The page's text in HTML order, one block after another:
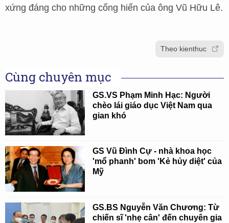
xứng đáng cho những cống hiến của ông Vũ Hữu Lê.
Theo kienthuc
Cùng chuyên mục
GS.VS Phạm Minh Hạc: Người
chèo lái giáo dục Việt Nam qua
gian khó
GS Vũ Đình Cự - nhà khoa học
'mổ phanh' bom 'Kẻ hủy diệt' của
Mỹ
GS.BS Nguyễn Văn Chương: Từ
chiến sĩ 'nhẹ cân' đến chuyên gia